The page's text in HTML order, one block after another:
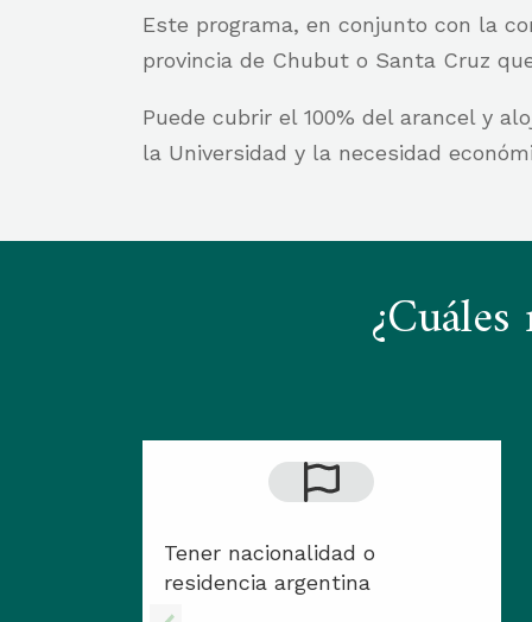
Este programa, en conjunto con la
provincia de Chubut o Santa Cruz
Puede cubrir el 100% del arancel y
la Universidad y la necesidad
Tener nacionalidad o
residencia argentina